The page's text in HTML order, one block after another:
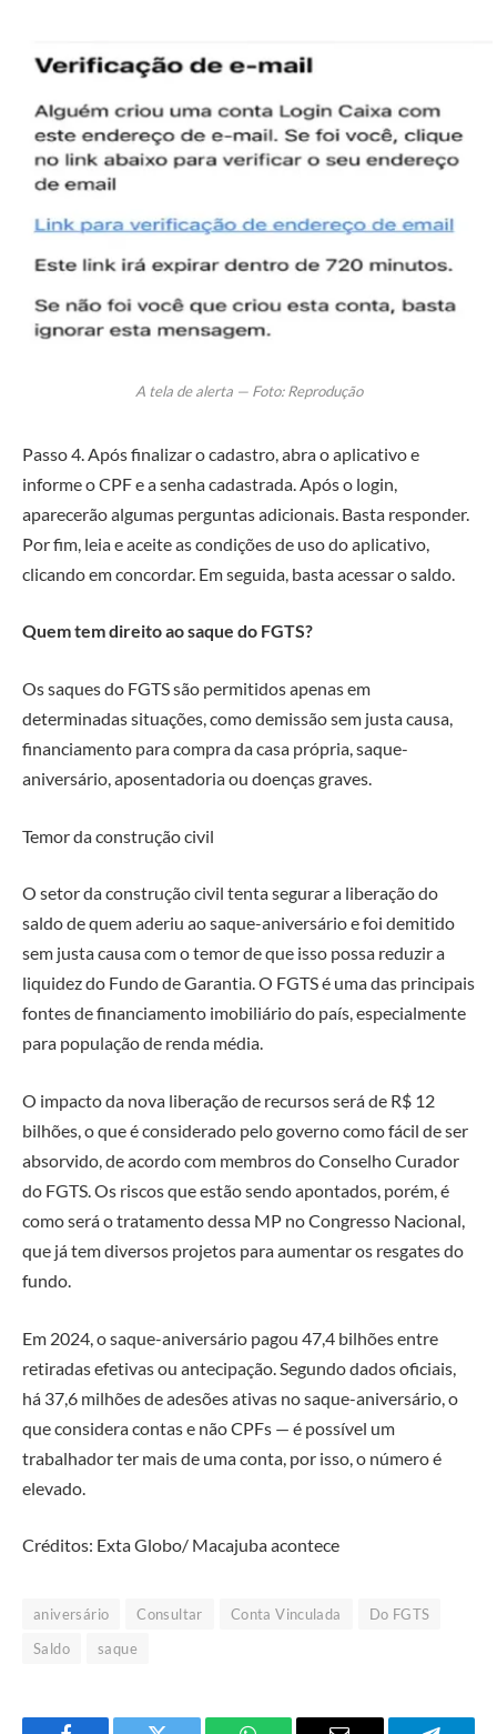
A tela de alerta — Foto: Reprodução
Passo 4. Após finalizar o cadastro, abra o aplicativo e
informe o CPF e a senha cadastrada. Após o login,
aparecerão algumas perguntas adicionais. Basta responder.
Por fim, leia e aceite as condições de uso do aplicativo,
clicando em concordar. Em seguida, basta acessar o saldo.
Quem tem direito ao saque do FGTS?
Os saques do FGTS são permitidos apenas em
determinadas situações, como demissão sem justa causa,
financiamento para compra da casa própria, saque-
aniversário, aposentadoria ou doenças graves.
Temor da construção civil
O setor da construção civil tenta segurar a liberação do
saldo de quem aderiu ao saque-aniversário e foi demitido
sem justa causa com o temor de que isso possa reduzir a
liquidez do Fundo de Garantia. O FGTS é uma das principais
fontes de financiamento imobiliário do país, especialmente
para população de renda média.
O impacto da nova liberação de recursos será de R$ 12
bilhões, o que é considerado pelo governo como fácil de ser
absorvido, de acordo com membros do Conselho Curador
do FGTS. Os riscos que estão sendo apontados, porém, é
como será o tratamento dessa MP no Congresso Nacional,
que já tem diversos projetos para aumentar os resgates do
fundo.
Em 2024, o saque-aniversário pagou 47,4 bilhões entre
retiradas efetivas ou antecipação. Segundo dados oficiais,
há 37,6 milhões de adesões ativas no saque-aniversário, o
que considera contas e não CPFs — é possível um
trabalhador ter mais de uma conta, por isso, o número é
elevado.
Créditos: Exta Globo/ Macajuba acontece
aniversário Consultar Conta Vinculada
Do FGTS
Saldo
saque